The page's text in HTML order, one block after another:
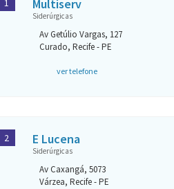
Multiserv
Siderúrgicas
Av Getúlio Vargas, 127
Curado, Recife - PE
ver telefone
1
E Lucena
Siderúrgicas
Av Caxangá, 5073
Várzea, Recife - PE
2